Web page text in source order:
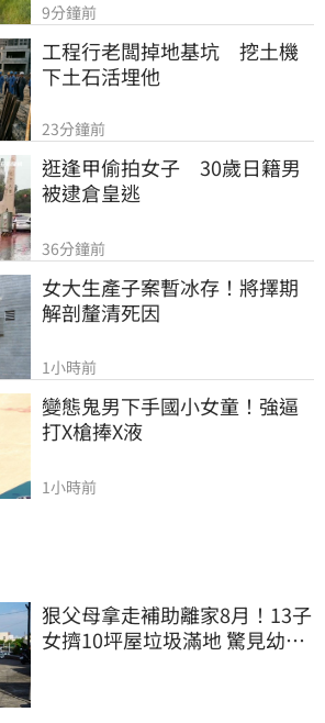
9分鐘前
工程行老闆掉地基坑　挖土機
下土石活埋他
23分鐘前
逛逢甲偷拍女子　30歲日籍男
被逮倉皇逃
36分鐘前
女大生產子案暫冰存！將擇期
解剖釐清死因
1小時前
變態鬼男下手國小女童！強逼
打X槍捧X液
1小時前
狠父母拿走補助離家8月！13子
女擠10坪屋垃圾滿地 驚見幼童